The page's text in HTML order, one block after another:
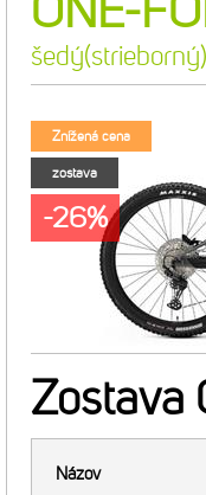
šedý(strieborný)
Znížená cena
zostava
-26%
Zostava
Názov